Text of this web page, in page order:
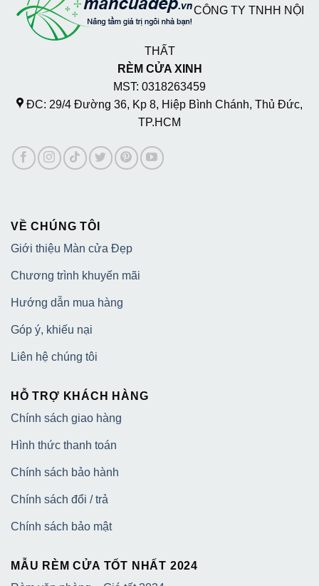
CÔNG TY TNHH NỘI
THẤT
RÈM CỬA XINH
MST: 0318263459
ĐC: 29/4 Đường 36, Kp 8, Hiệp Bình Chánh, Thủ Đức,
TP.HCM
VỀ CHÚNG TÔI
Giới thiệu Màn cửa Đẹp
Chương trình khuyến mãi
Hướng dẫn mua hàng
Góp ý, khiếu nại
Liên hệ chúng tôi
HỖ TRỢ KHÁCH HÀNG
Chính sách giao hàng
Hình thức thanh toán
Chính sách bảo hành
Chính sách đổi / trả
Chính sách bảo mật
MẪU RÈM CỬA TỐT NHẤT 2024